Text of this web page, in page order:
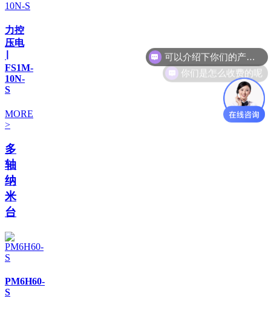
力控
压电
FS1M-
10N-
S
MORE
>
多
轴
纳
米
台
PM6H60-
S
你们是怎么收费的呢